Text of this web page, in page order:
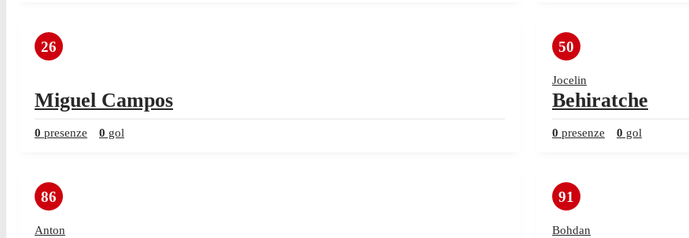
26
Miguel Campos
0 presenze 0 gol
50
Jocelin
Behiratche
0 presenze 0 gol
86
Anton
91
Bohdan